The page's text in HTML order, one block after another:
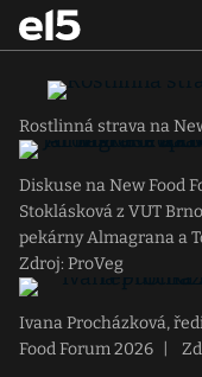
Rostlinná strava na
Diskuse na New Food
Stoklásková z VUT
pekárny Almagrana a
Zdroj: ProVeg
Ivana Procházková,
Food Forum 2026